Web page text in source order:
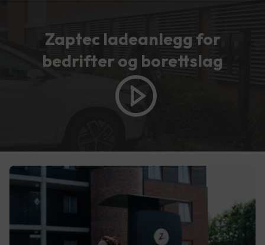
Zaptec ladeanlegg for
bedrifter og borettslag